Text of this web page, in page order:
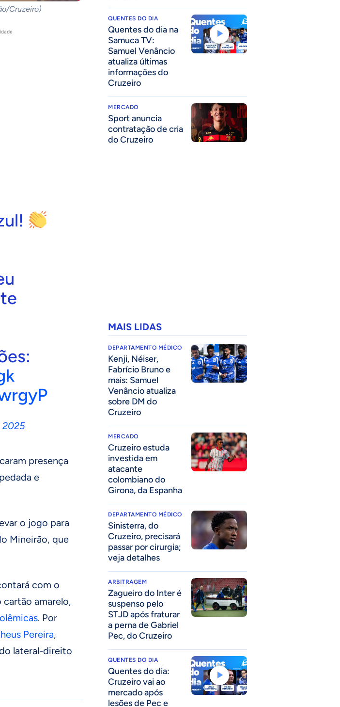
Cruzeiro)
2025
presença
e
o jogo para
Mineirão, que
com o
amarelo,
. Por
Pereira,
lateral-direito
QUENTES DO DIA
Quentes do dia na
Samuca TV:
Samuel Venâncio
atualiza últimas
informações do
Cruzeiro
MERCADO
Sport anuncia
contratação de cria
do Cruzeiro
MAIS LIDAS
DEPARTAMENTO MÉDICO
Kenji, Néiser,
Fabrício Bruno e
mais: Samuel
Venâncio atualiza
sobre DM do
Cruzeiro
MERCADO
Cruzeiro estuda
investida em
atacante
colombiano do
Girona, da Espanha
DEPARTAMENTO MÉDICO
Sinisterra, do
Cruzeiro, precisará
passar por cirurgia;
veja detalhes
ARBITRAGEM
Zagueiro do Inter é
suspenso pelo
STJD após fraturar
a perna de Gabriel
Pec, do Cruzeiro
QUENTES DO DIA
Quentes do dia:
Cruzeiro vai ao
mercado após
lesões de Pec e